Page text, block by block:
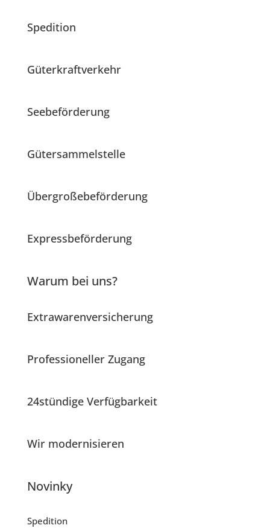
Spedition
Güterkraftverkehr
Seebeförderung
Gütersammelstelle
Übergroßebeförderung
Expressbeförderung
Warum bei uns?
Extrawarenversicherung
Professioneller Zugang
24stündige Verfügbarkeit
Wir modernisieren
Novinky
Spedition